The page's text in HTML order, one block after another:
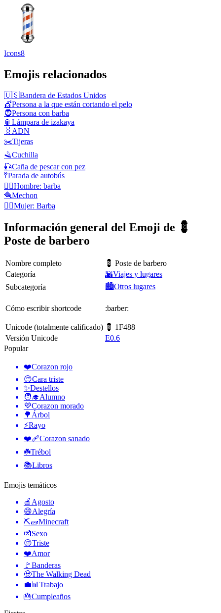
Icons8
Emojis relacionados
🇺🇸Bandera de Estados Unidos
💇Persona a la que están cortando el pelo
🧔Persona con barba
🏮 Lámpara de izakaya
🧬 ADN
✂️Tijeras
🪒Cuchilla
🎣Caña de pescar con pez
🚏Parada de autobús
🧔‍♂️Hombre: barba
🪮Mechon
🧔‍♀️Mujer: Barba
Información general del Emoji de 💈
Poste de barbero
Nombre completo
💈 Poste de barbero
Categoría
🌇Viajes y lugares
Subcategoría
🏙️Otros lugares
Cómo escribir shortcode :barber:
Unicode (totalmente calificado) 💈 1F488
Versión Unicode
E0.6
Popular
❤️Corazon rojo
😔Cara triste
✨Destellos
🧑‍🎓Alumno
💜Corazon morado
🌳 Árbol
⚡Rayo
❤️‍🩹Corazon sanado
☘️Trébol
📚Libros
Emojis temáticos
🍎 Agosto
😄Alegría
⛏🧱Minecraft
💏Sexo
😔Triste
❤️Amor
🚩Banderas
🧟The Walking Dead
💼📊 Trabajo
🎂Cumpleaños